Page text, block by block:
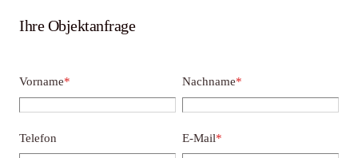
Ihre Objektanfrage
Vorname* Nachname*
Telefon E-Mail*